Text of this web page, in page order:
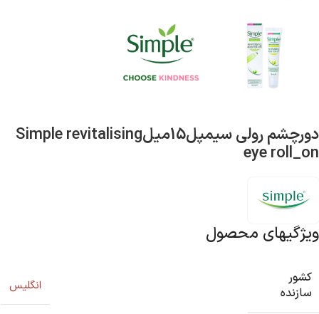
دورچشم رولی سیمپل15میلSimple revitalising
eye roll_on
ویژگیهای محصول
کشور
سازنده
انگلیس